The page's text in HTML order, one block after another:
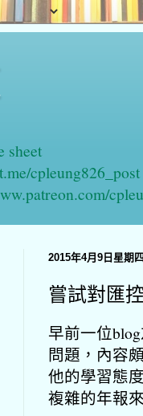
sheet
cpleung826_post
2015年4月9日星期
嘗試對匯
早前一位
問題，內容
他的學習態
複雜的年報